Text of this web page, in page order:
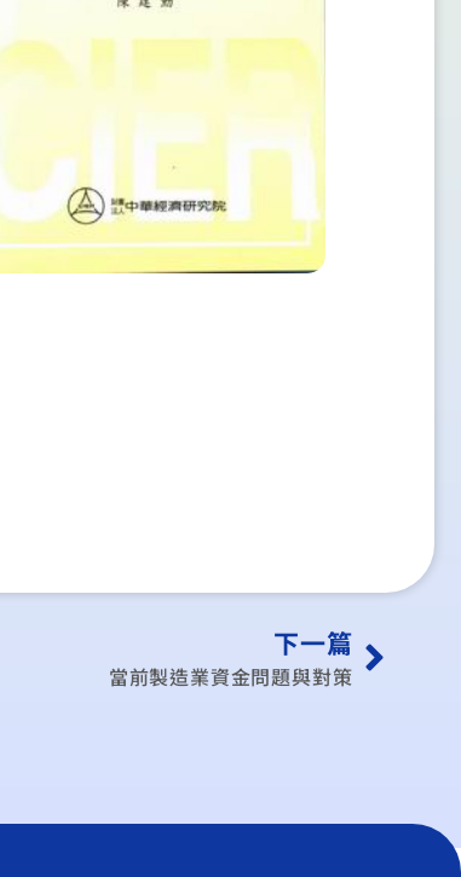
下一篇
當前製造業資金問題與對策